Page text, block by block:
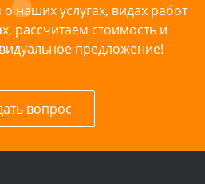
наших услугах, видах работ
рассчитаем стоимость и
предложение!
вопрос